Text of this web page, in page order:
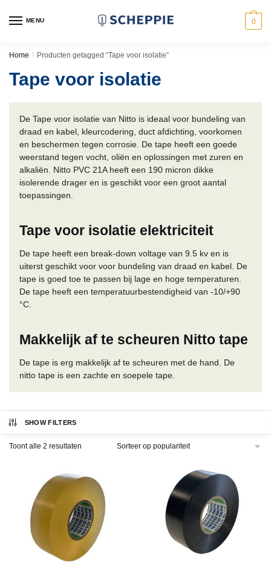
MENU 0
Home / Producten getagged “Tape voor isolatie”
Tape voor isolatie
De Tape voor isolatie van Nitto is ideaal voor bundeling van
draad en kabel, kleurcodering, duct afdichting, voorkomen
en beschermen tegen corrosie. De tape heeft een goede
weerstand tegen vocht, oliën en oplossingen met zuren en
alkaliën. Nitto PVC 21A heeft een 190 micron dikke
isolerende drager en is geschikt voor een groot aantal
toepassingen.
Tape voor isolatie elektriciteit
De tape heeft een break-down voltage van 9.5 kv en is
uiterst geschikt voor voor bundeling van draad en kabel. De
tape is goed toe te passen bij lage en hoge temperaturen.
De tape heeft een temperatuurbestendigheid van -10/+90
°C.
Makkelijk af te scheuren Nitto tape
De tape is erg makkelijk af te scheuren met de hand. De
nitto tape is een zachte en soepele tape.
SHOW FILTERS
Toont alle 2 resultaten Gesorteerd